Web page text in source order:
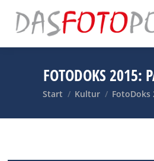
FOTODOKS 2015:
Sie befinden sich hier:
Start Kultur FotoDoks